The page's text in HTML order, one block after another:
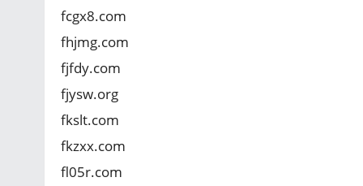
fcgx8.com
fhjmg.com
fjfdy.com
fjysw.org
fkslt.com
fkzxx.com
fl05r.com